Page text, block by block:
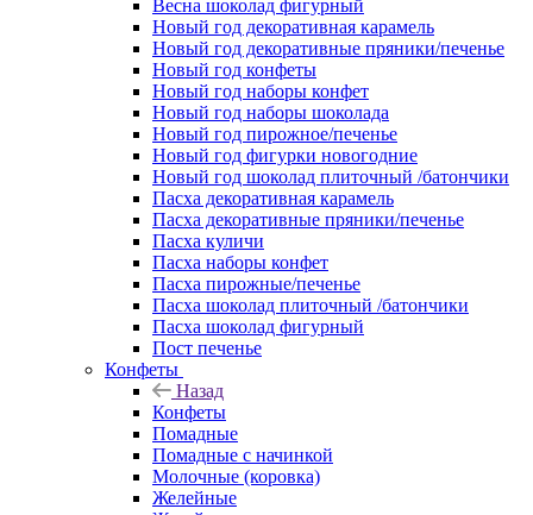
Весна шоколад фигурный
Новый год декоративная карамель
Новый год декоративные пряники/печенье
Новый год конфеты
Новый год наборы конфет
Новый год наборы шоколада
Новый год пирожное/печенье
Новый год фигурки новогодние
Новый год шоколад плиточный /батончики
Пасха декоративная карамель
Пасха декоративные пряники/печенье
Пасха куличи
Пасха наборы конфет
Пасха пирожные/печенье
Пасха шоколад плиточный /батончики
Пасха шоколад фигурный
Пост печенье
Конфеты
Назад
Конфеты
Помадные
Помадные с начинкой
Молочные (коровка)
Желейные